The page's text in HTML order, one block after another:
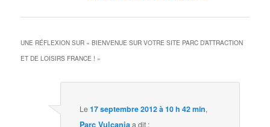
UNE RÉFLEXION SUR «BIENVENUE SUR VOTRE SITE PARC D’ATTRACTION
ET DE LOISIRS FRANCE ! »
Le17 septembre 2012 à 10 h 42 min,